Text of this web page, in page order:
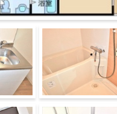
バス